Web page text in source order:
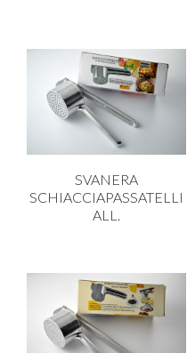
SVANERA
SCHIACCIAPASSATELLI
ALL.